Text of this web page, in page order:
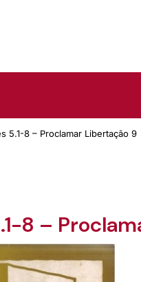
5.1-8 – Proclamar Libertação 9
8 –